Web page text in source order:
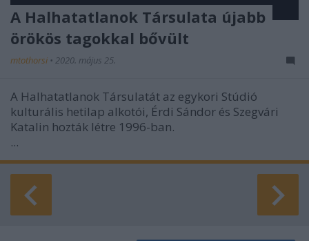
A Halhatatlanok Társulata újabb
örökös tagokkal bővült
mtothorsi • 2020. május 25.
A Halhatatlanok Társulatát az egykori Stúdió
kulturális hetilap alkotói, Érdi Sándor és Szegvári
Katalin hozták létre 1996-ban.
...